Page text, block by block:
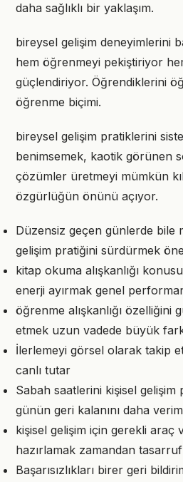
daha sağlıklı bir yaklaşım.
bireysel gelişim deneyimlerini
hem öğrenmeyi pekiştiriyor
güçlendiriyor. Öğrendiklerini
öğrenme biçimi.
bireysel gelişim pratiklerini
benimsemek, kaotik görünen
çözümler üretmeyi mümkün
özgürlüğün önünü açıyor.
Düzensiz geçen günlerde bile
gelişim pratiğini sürdürmek
kitap okuma alışkanlığı
enerji ayırmak genel
öğrenme alışkanlığı özelliğini
etmek uzun vadede büyük
İlerlemeyi görsel olarak takip
canlı tutar
Sabah saatlerini kişisel gelişim
günün geri kalanını daha
kişisel gelişim için gerekli araç
hazırlamak zamandan
Başarısızlıkları birer geri